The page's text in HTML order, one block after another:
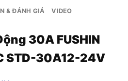
& ĐÁNH GIÁ VIDEO
30A FUSHIN
STD-30A12-24V